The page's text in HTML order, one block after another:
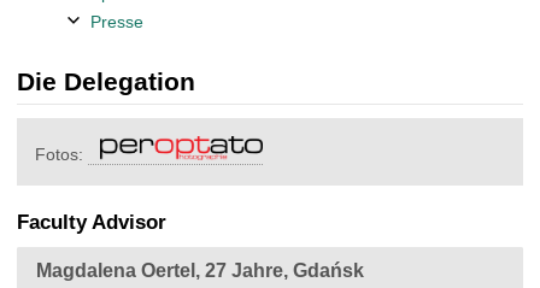
Presse
Die Delegation
Fotos:
Faculty Advisor
Magdalena Oertel, 27 Jahre, Gdańsk